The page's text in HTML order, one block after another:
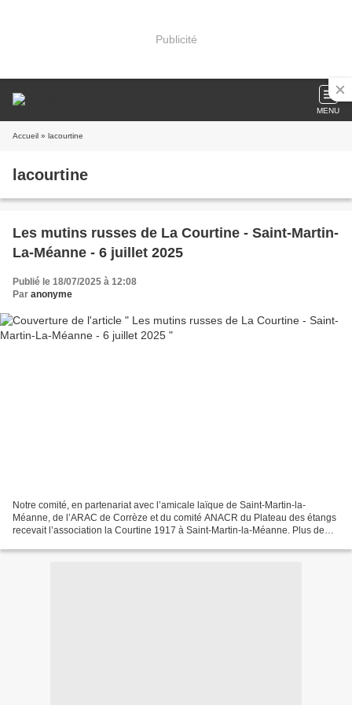
Publicité
MENU
Accueil » lacourtine
lacourtine
Les mutins russes de La Courtine - Saint-Martin-
La-Méanne - 6 juillet 2025
Publié le 18/07/2025 à 12:08
Par anonyme
Notre comité, en partenariat avec l’amicale laïque de Saint-Martin-la-
Méanne, de l’ARAC de Corrèze et du comité ANACR du Plateau des étangs
recevait l’association la Courtine 1917 à Saint-Martin-la-Méanne. Plus de